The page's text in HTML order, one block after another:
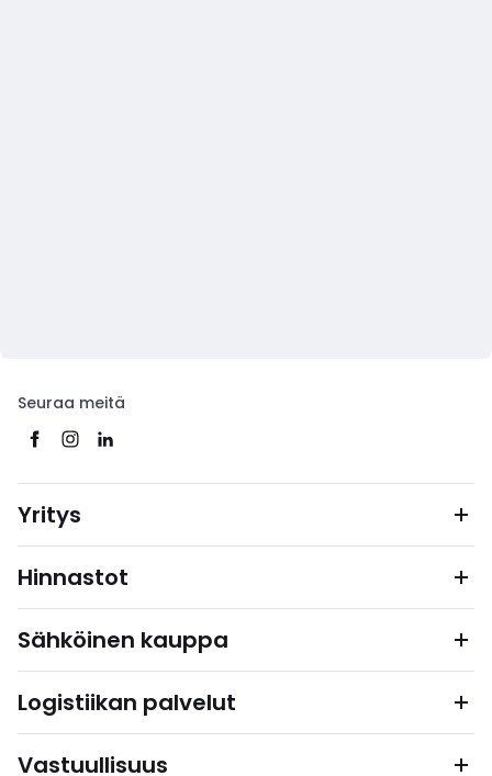
Seuraa meitä
Yritys
Hinnastot
Sähköinen kauppa
Logistiikan palvelut
Vastuullisuus